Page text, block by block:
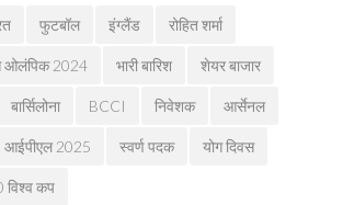
फुटबॉल इंग्लैंड रोहित शर्मा
ओलंपिक 2024 भारी बारिश शेयर बाजार
बार्सिलोना BCCI निवेशक आर्सेनल
आईपीएल 2025 स्वर्ण पदक योग दिवस
विश्व कप